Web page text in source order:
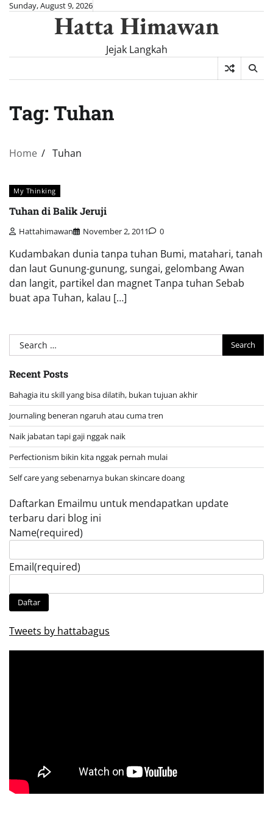
SkipSunday, August 9, 2026
Hatta Himawan
Jejak Langkah
Tag: Tuhan
Home Tuhan
My Thinking
Tuhan di Balik Jeruji
Hattahimawan November 2, 2011 0
Kudambakan dunia tanpa tuhan Bumi, matahari, tanah
dan laut Gunung-gunung, sungai, gelombang Awan
dan langit, partikel dan magnet Tanpa tuhan Sebab
buat apa Tuhan, kalau […]
Search
for:
Recent Posts
Bahagia itu skill yang bisa dilatih, bukan tujuan akhir
Journaling beneran ngaruh atau cuma tren
Naik jabatan tapi gaji nggak naik
Perfectionism bikin kita nggak pernah mulai
Self care yang sebenarnya bukan skincare doang
Daftarkan Emailmu untuk mendapatkan update
terbaru dari blog ini
Name(required)
Email(required)
Daftar
Tweets by hattabagus